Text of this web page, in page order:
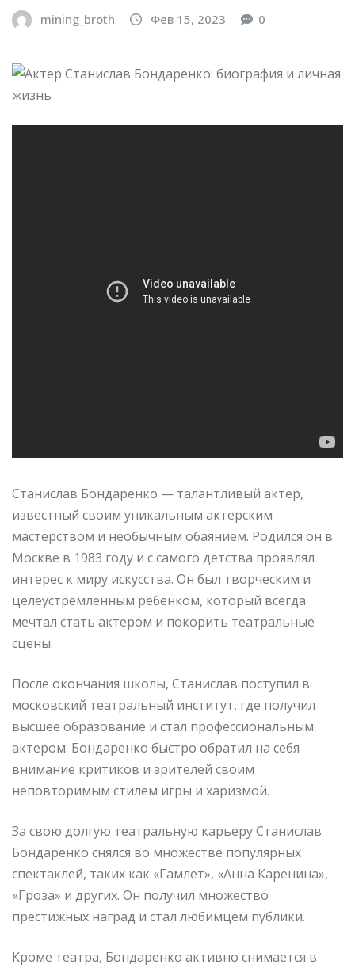
mining_broth Фев 15, 2023 0
Станислав Бондаренко — талантливый актер,
известный своим уникальным актерским
мастерством и необычным обаянием. Родился он в
Москве в 1983 году и с самого детства проявлял
интерес к миру искусства. Он был творческим и
целеустремленным ребенком, который всегда
мечтал стать актером и покорить театральные
сцены.
После окончания школы, Станислав поступил в
московский театральный институт, где получил
высшее образование и стал профессиональным
актером. Бондаренко быстро обратил на себя
внимание критиков и зрителей своим
неповторимым стилем игры и харизмой.
За свою долгую театральную карьеру Станислав
Бондаренко снялся во множестве популярных
спектаклей, таких как «Гамлет», «Анна Каренина»,
«Гроза» и других. Он получил множество
престижных наград и стал любимцем публики.
Кроме театра, Бондаренко активно снимается в